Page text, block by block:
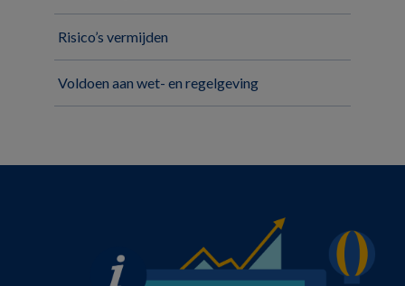
Risico’s vermijden
Voldoen aan wet- en regelgeving